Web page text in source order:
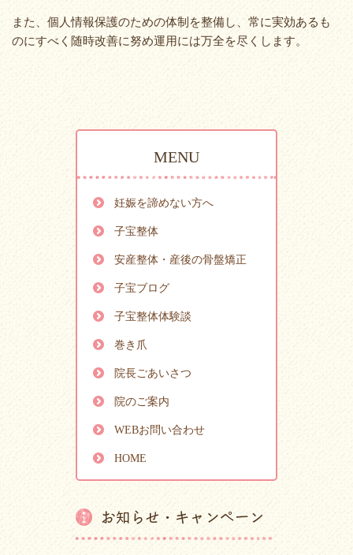
また、個人情報保護のための体制を整備し、常に実効あるも
のにすべく随時改善に努め運用には万全を尽くします。
MENU
妊娠を諦めない方へ
子宝整体
安産整体・産後の骨盤矯正
子宝ブログ
子宝整体体験談
巻き爪
院長ごあいさつ
院のご案内
WEBお問い合わせ
HOME